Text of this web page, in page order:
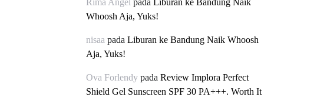
Rima Angel pada Liburan ke Bandung Naik
Whoosh Aja, Yuks!
nisaa pada Liburan ke Bandung Naik Whoosh
Aja, Yuks!
Ova Forlendy pada Review Implora Perfect
Shield Gel Sunscreen SPF 30 PA+++. Worth It